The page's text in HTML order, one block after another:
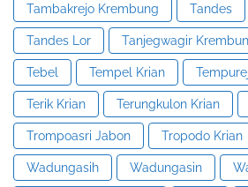
Tambakrejo Krembung Tandes
Tandes Lor Tanjegwagir
Tebel Tempel Krian
Terik Krian Terungkulon Krian
Trompoasri Jabon Tropodo Krian
Wadungasih Wadungasin